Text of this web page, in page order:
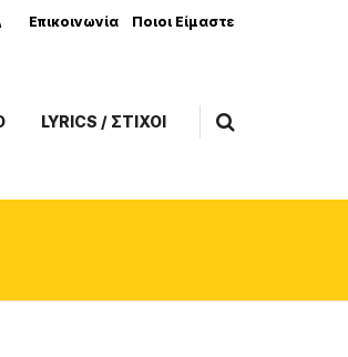
Επικοινωνία Ποιοι Είμαστε
LYRICS / ΣΤΙΧΟΙ